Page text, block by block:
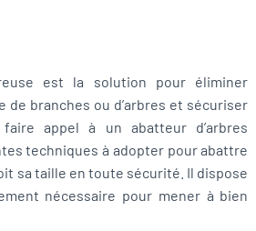
est la solution pour éliminer
branches ou d’arbres et sécuriser
appel à un abatteur d’arbres
techniques à adopter pour abattre
sa taille en toute sécurité. Il dispose
nécessaire pour mener à bien